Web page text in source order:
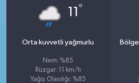
11 °
Orta kuvvetli yağmurlu
Nem: %85
Rüzgar: 11 km/h
Yağış Olasılığı: %85